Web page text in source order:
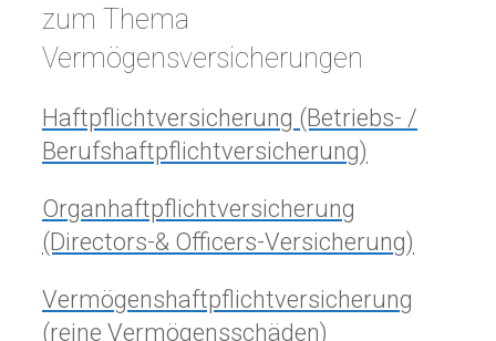
zum Thema
Vermögensversicherungen
Haftpflichtversicherung (Betriebs- /
Berufshaftpflichtversicherung)
Organhaftpflichtversicherung
(Directors-& Officers-Versicherung)
Vermögenshaftpflichtversicherung
(reine Vermögensschäden)